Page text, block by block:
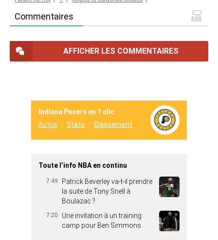
Commentaires
AFFICHER LES COMMENTAIRES
Indiana Pacers en 1 clic
Actus
Stats Classement
Toute l’info NBA en continu
7:49
Patrick Beverley va-t-il prendre
la suite de Tony Snell à
Boulazac ?
7:20
Une invitation à un training
camp pour Ben Simmons